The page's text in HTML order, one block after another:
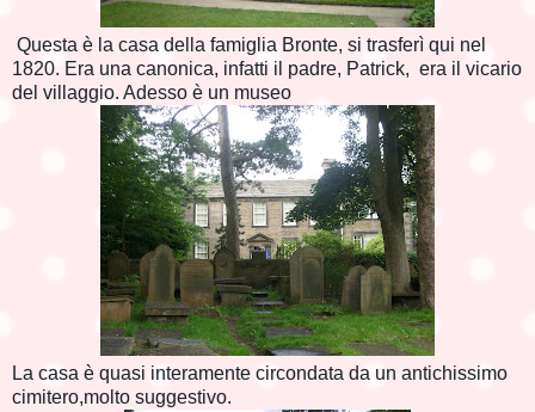
Questa è la casa della famiglia Bronte, si trasferì qui nel
1820. Era una canonica, infatti il padre, Patrick, era il vicario
del villaggio. Adesso è un museo
La casa è quasi interamente circondata da un antichissimo
cimitero,molto suggestivo.